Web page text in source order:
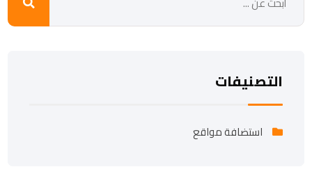
التصنيفات
استضافة مواقع